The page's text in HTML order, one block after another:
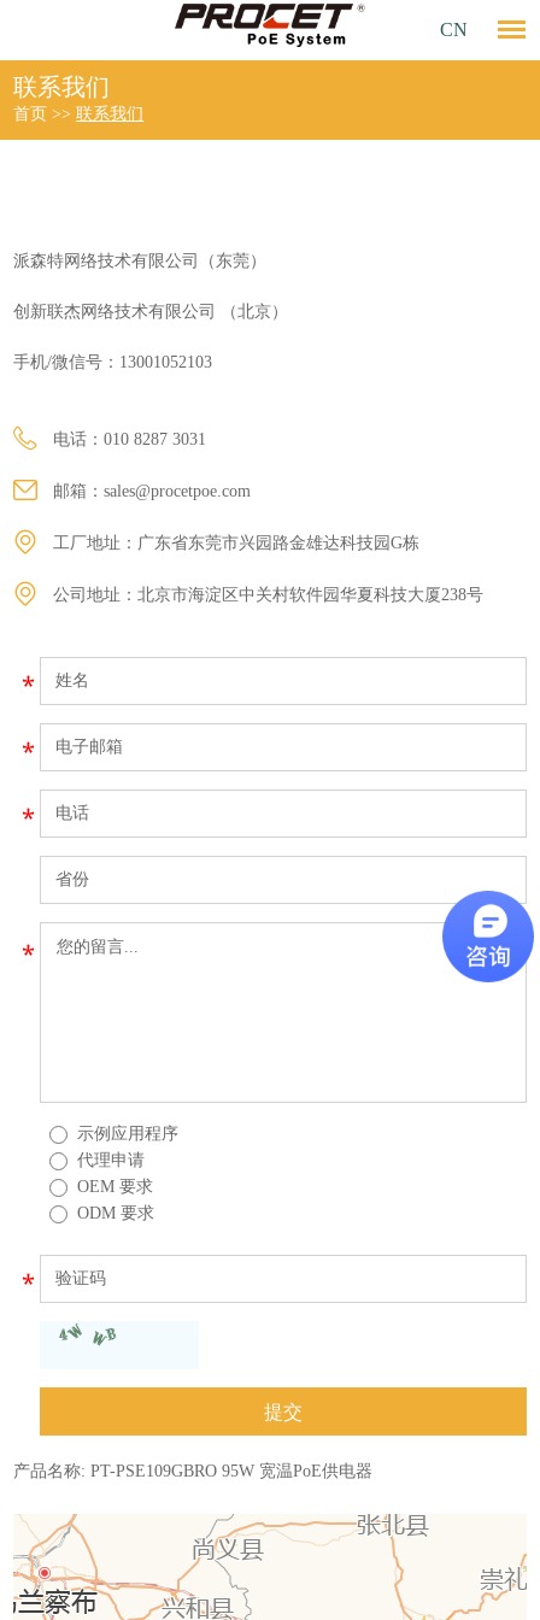
CN
联系我们
首页 >>联系我们
派森特网络技术有限公司（东莞）
创新联杰网络技术有限公司 （北京）
手机/微信号：13001052103
电话：010 8287 3031
邮箱：sales@procetpoe.com
工厂地址：广东省东莞市兴园路金雄达科技园G栋
公司地址：北京市海淀区中关村软件园华夏科技大厦238号
示例应用程序
代理申请
OEM 要求
ODM 要求
产品名称:PT-PSE109GBRO 95W 宽温PoE供电器